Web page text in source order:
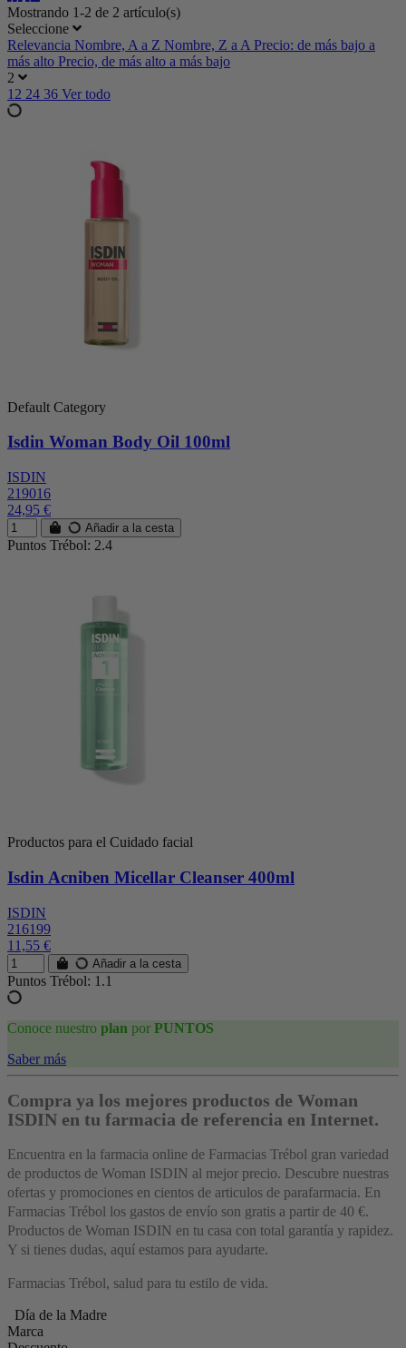
Mostrando 1-2 de 2 artículo(s)
Seleccione
Relevancia Nombre, A a Z Nombre, Z a A Precio: de más bajo a
más alto Precio, de más alto a más bajo
2
12 24 36 Ver todo
Default Category
Isdin Woman Body Oil 100ml
ISDIN
219016
24,95 €
Añadir a la cesta
Puntos Trébol: 2.4
Productos para el Cuidado facial
Isdin Acniben Micellar Cleanser 400ml
ISDIN
216199
11,55 €
Añadir a la cesta
Puntos Trébol: 1.1
Conoce nuestro plan por PUNTOS
Saber más
Compra ya los mejores productos de Woman
ISDIN en tu farmacia de referencia en Internet.
Encuentra en la farmacia online de Farmacias Trébol gran variedad
de productos de Woman ISDIN al mejor precio. Descubre nuestras
ofertas y promociones en cientos de articulos de parafarmacia. En
Farmacias Trébol los gastos de envío son gratis a partir de 40 €.
Productos de Woman ISDIN en tu casa con total garantía y rapidez.
Y si tienes dudas, aquí estamos para ayudarte.
Farmacias Trébol, salud para tu estilo de vida.
Día de la Madre
Marca